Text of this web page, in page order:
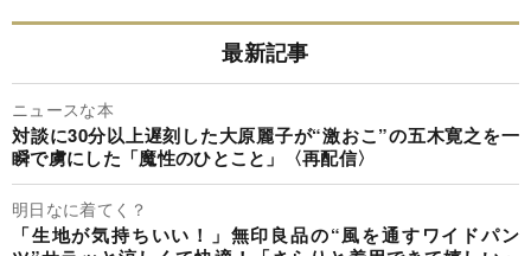
最新記事
ニュースな本
対談に30分以上遅刻した大原麗子が“激おこ”の五木寛之を一
瞬で虜にした「魔性のひとこと」〈再配信〉
明日なに着てく？
「生地が気持ちいい！」無印良品の“風を通すワイドパン